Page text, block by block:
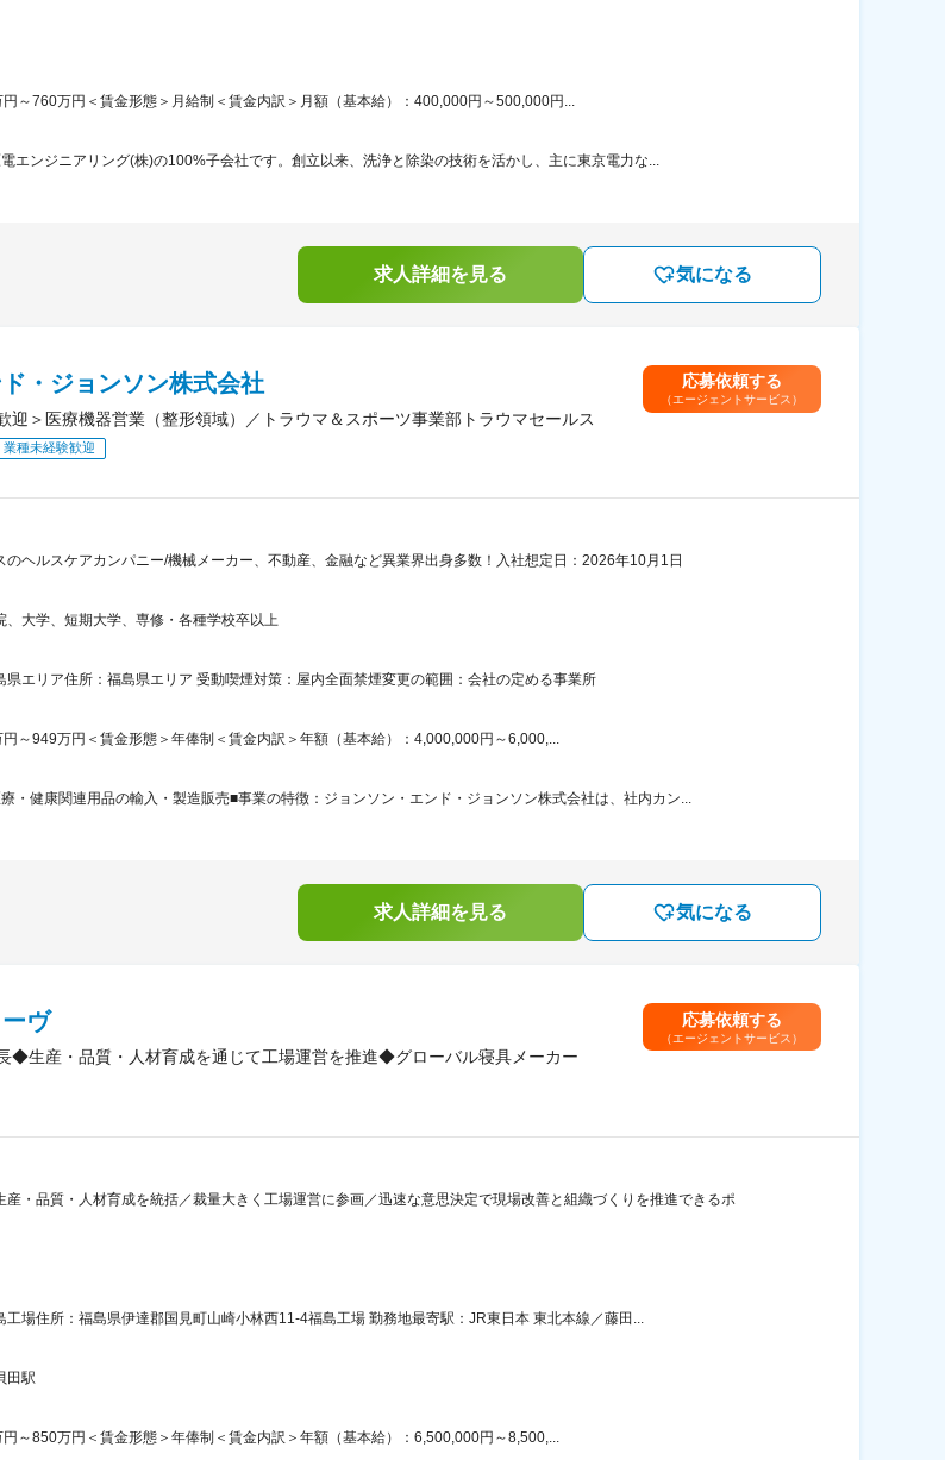
～760万円＜賃金形態＞月給制＜賃金内訳＞月額（基本給）：400,000円～500,000円...
エンジニアリング(株)の100%子会社です。創立以来、洗浄と除染の技術を活かし、主に東京電力な...
求人詳細を見る 気になる
・ジョンソン株式会社
迎＞医療機器営業（整形領域）／トラウマ＆スポーツ事業部トラウマセールス
業種未経験歓迎
応募依頼する
（エージェントサービス）
のヘルスケアカンパニー/機械メーカー、不動産、金融など異業界出身多数！入社想定日：2026年10月1日
、大学、短期大学、専修・各種学校卒以上
県エリア住所：福島県エリア 受動喫煙対策：屋内全面禁煙変更の範囲：会社の定める事業所
円～949万円＜賃金形態＞年俸制＜賃金内訳＞年額（基本給）：4,000,000円～6,000,...
・健康関連用品の輸入・製造販売■事業の特徴：ジョンソン・エンド・ジョンソン株式会社は、社内カン...
求人詳細を見る 気になる
ヴ
◆生産・品質・人材育成を通じて工場運営を推進◆グローバル寝具メーカー
応募依頼する
（エージェントサービス）
産・品質・人材育成を統括／裁量大きく工場運営に参画／迅速な意思決定で現場改善と組織づくりを推進できるポ
工場住所：福島県伊達郡国見町山崎小林西11-4福島工場 勤務地最寄駅：JR東日本 東北本線／藤田...
田駅
円～850万円＜賃金形態＞年俸制＜賃金内訳＞年額（基本給）：6,500,000円～8,500,...